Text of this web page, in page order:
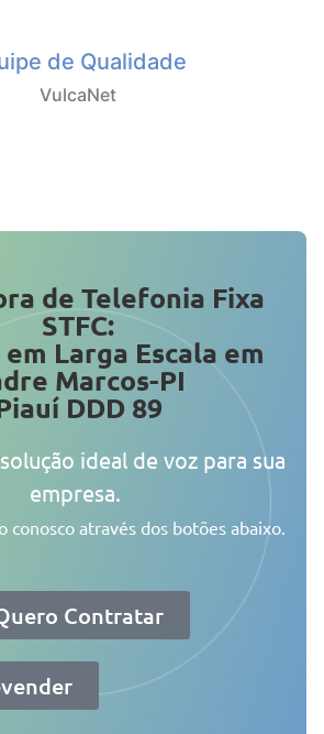
de Qualidade
VulcaNet
de Telefonia Fixa
STFC:
Larga Escala em
Marcos-PI
DDD 89
ideal de voz para sua
empresa.
conosco através dos botões abaixo.
Contratar